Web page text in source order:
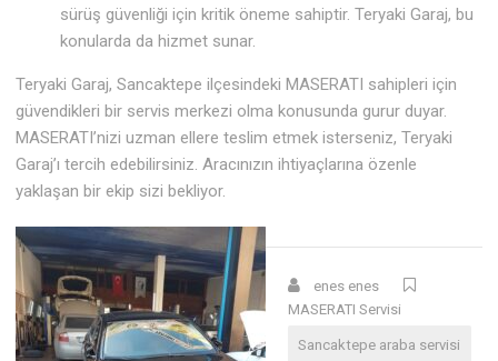
sürüş güvenliği için kritik öneme sahiptir. Teryaki Garaj, bu
konularda da hizmet sunar.
Teryaki Garaj, Sancaktepe ilçesindeki MASERATI sahipleri için
güvendikleri bir servis merkezi olma konusunda gurur duyar.
MASERATI’nizi uzman ellere teslim etmek isterseniz, Teryaki
Garaj’ı tercih edebilirsiniz. Aracınızın ihtiyaçlarına özenle
yaklaşan bir ekip sizi bekliyor.
enes enes
MASERATI Servisi
Sancaktepe araba servisi